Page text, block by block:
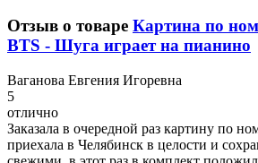
Отзыв о товаре Картина по
BTS - Шуга играет на пианино
Ваганова Евгения Игоревна
5
отлично
Заказала в очередной раз картину по
приехала в Челябинск в целости и